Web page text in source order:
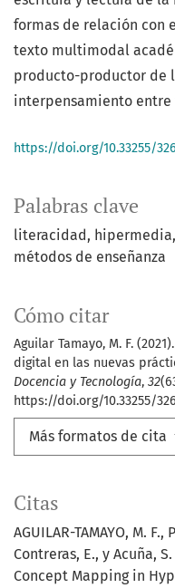
Palabras clave
literacidad,
métodos de enseñanza
Cómo citar
Aguilar Tamayo, M. F.
digital en las nuevas
Docencia y Tecnología, 32
https://doi.org/10.33255/
Más formatos de cita
formas de relación con
texto multimodal
producto-productor de
interpensamiento
https://doi.org/10.33255/
Citas
AGUILAR-TAMAYO, M.
Contreras, E., y Acuña,
Concept Mapping in